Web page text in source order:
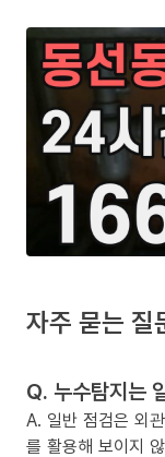
자주 묻는 질
Q. 누수탐지는
A. 일반 점검은 외
를 활용해 보이지